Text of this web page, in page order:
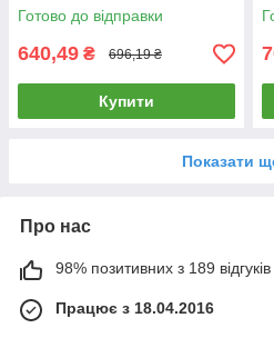
Готово до відправки
640,49 ₴ 696,19 ₴
Купити
Показати
Про нас
98% позитивних з 189 відгуків
Працює з 18.04.2016